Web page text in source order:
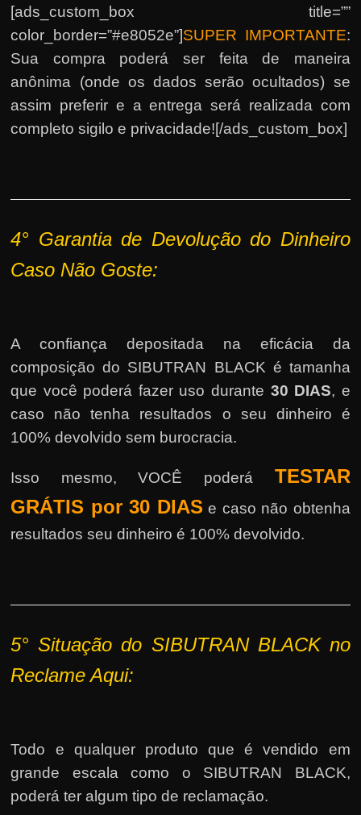
[ads_custom_box title=””
color_border=”#e8052e”]SUPER IMPORTANTE:
Sua compra poderá ser feita de maneira
anônima (onde os dados serão ocultados) se
assim preferir e a entrega será realizada com
completo sigilo e privacidade![/ads_custom_box]
4° Garantia de Devolução do Dinheiro
Caso Não Goste:
A confiança depositada na eficácia da
composição do SIBUTRAN BLACK é tamanha
que você poderá fazer uso durante 30 DIAS, e
caso não tenha resultados o seu dinheiro é
100% devolvido sem burocracia.
Isso mesmo, VOCÊ poderá
TESTAR
GRÁTIS por 30 DIAS e caso não obtenha
resultados seu dinheiro é 100% devolvido.
5° Situação do SIBUTRAN BLACK no
Reclame Aqui:
Todo e qualquer produto que é vendido em
grande escala como o SIBUTRAN BLACK,
poderá ter algum tipo de reclamação.